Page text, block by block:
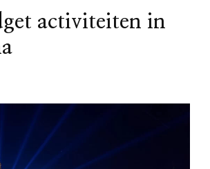
activiteiten in